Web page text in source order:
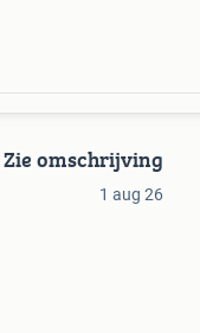
Zie omschrijving
1 aug 26